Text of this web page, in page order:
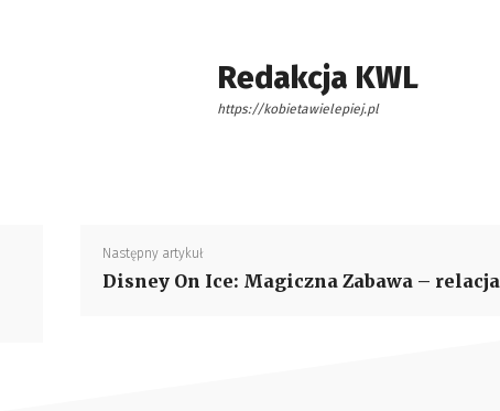
Redakcja KWL
https://kobietawielepiej.pl
Następny artykuł
Disney On Ice: Magiczna Zabawa – relacja